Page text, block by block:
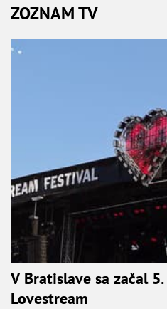
ZOZNAM TV
V Bratislave sa začal
Lovestream